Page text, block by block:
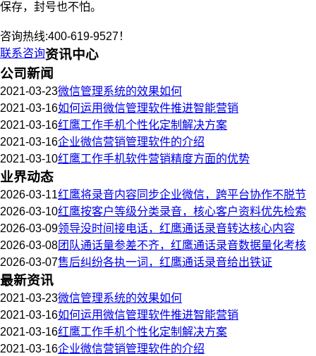
保存，封号也不怕。
咨询热线:400-619-9527！
联系咨询资讯中心
公司新闻
2021-03-23微信管理系统的效果如何
2021-03-16如何运用微信管理软件推进智能营销
2021-03-16红鹰工作手机个性化定制解决方案
2021-03-16企业微信营销管理软件的介绍
2021-03-10红鹰工作手机软件营销精度方面的优势
业界动态
2026-03-11红鹰将录音内容同步企业微信，跨平台协作不脱节
2026-03-10红鹰按客户等级分类录音，核心客户资料优先检索
2026-03-09领导没时间接电话，红鹰通话录音转达核心内容
2026-03-08团队通话量参差不齐，红鹰通话录音数据量化考核
2026-03-07售后纠纷各执一词，红鹰通话录音给出铁证
最新资讯
2021-03-23微信管理系统的效果如何
2021-03-16如何运用微信管理软件推进智能营销
2021-03-16红鹰工作手机个性化定制解决方案
2021-03-16企业微信营销管理软件的介绍